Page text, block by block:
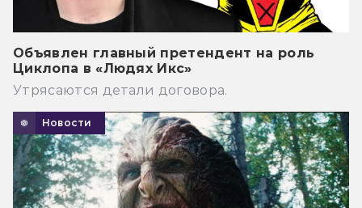
Объявлен главный претендент на роль
Циклопа в «Людях Икс»
Утрясаются детали договора.
Новости